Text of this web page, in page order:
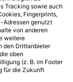
Tracking sowie auch
Fingerprints,
Adressen genutzt
von anderen
weitere
den Drittanbieter
oben
(z. B. im Footer
für die Zukunft